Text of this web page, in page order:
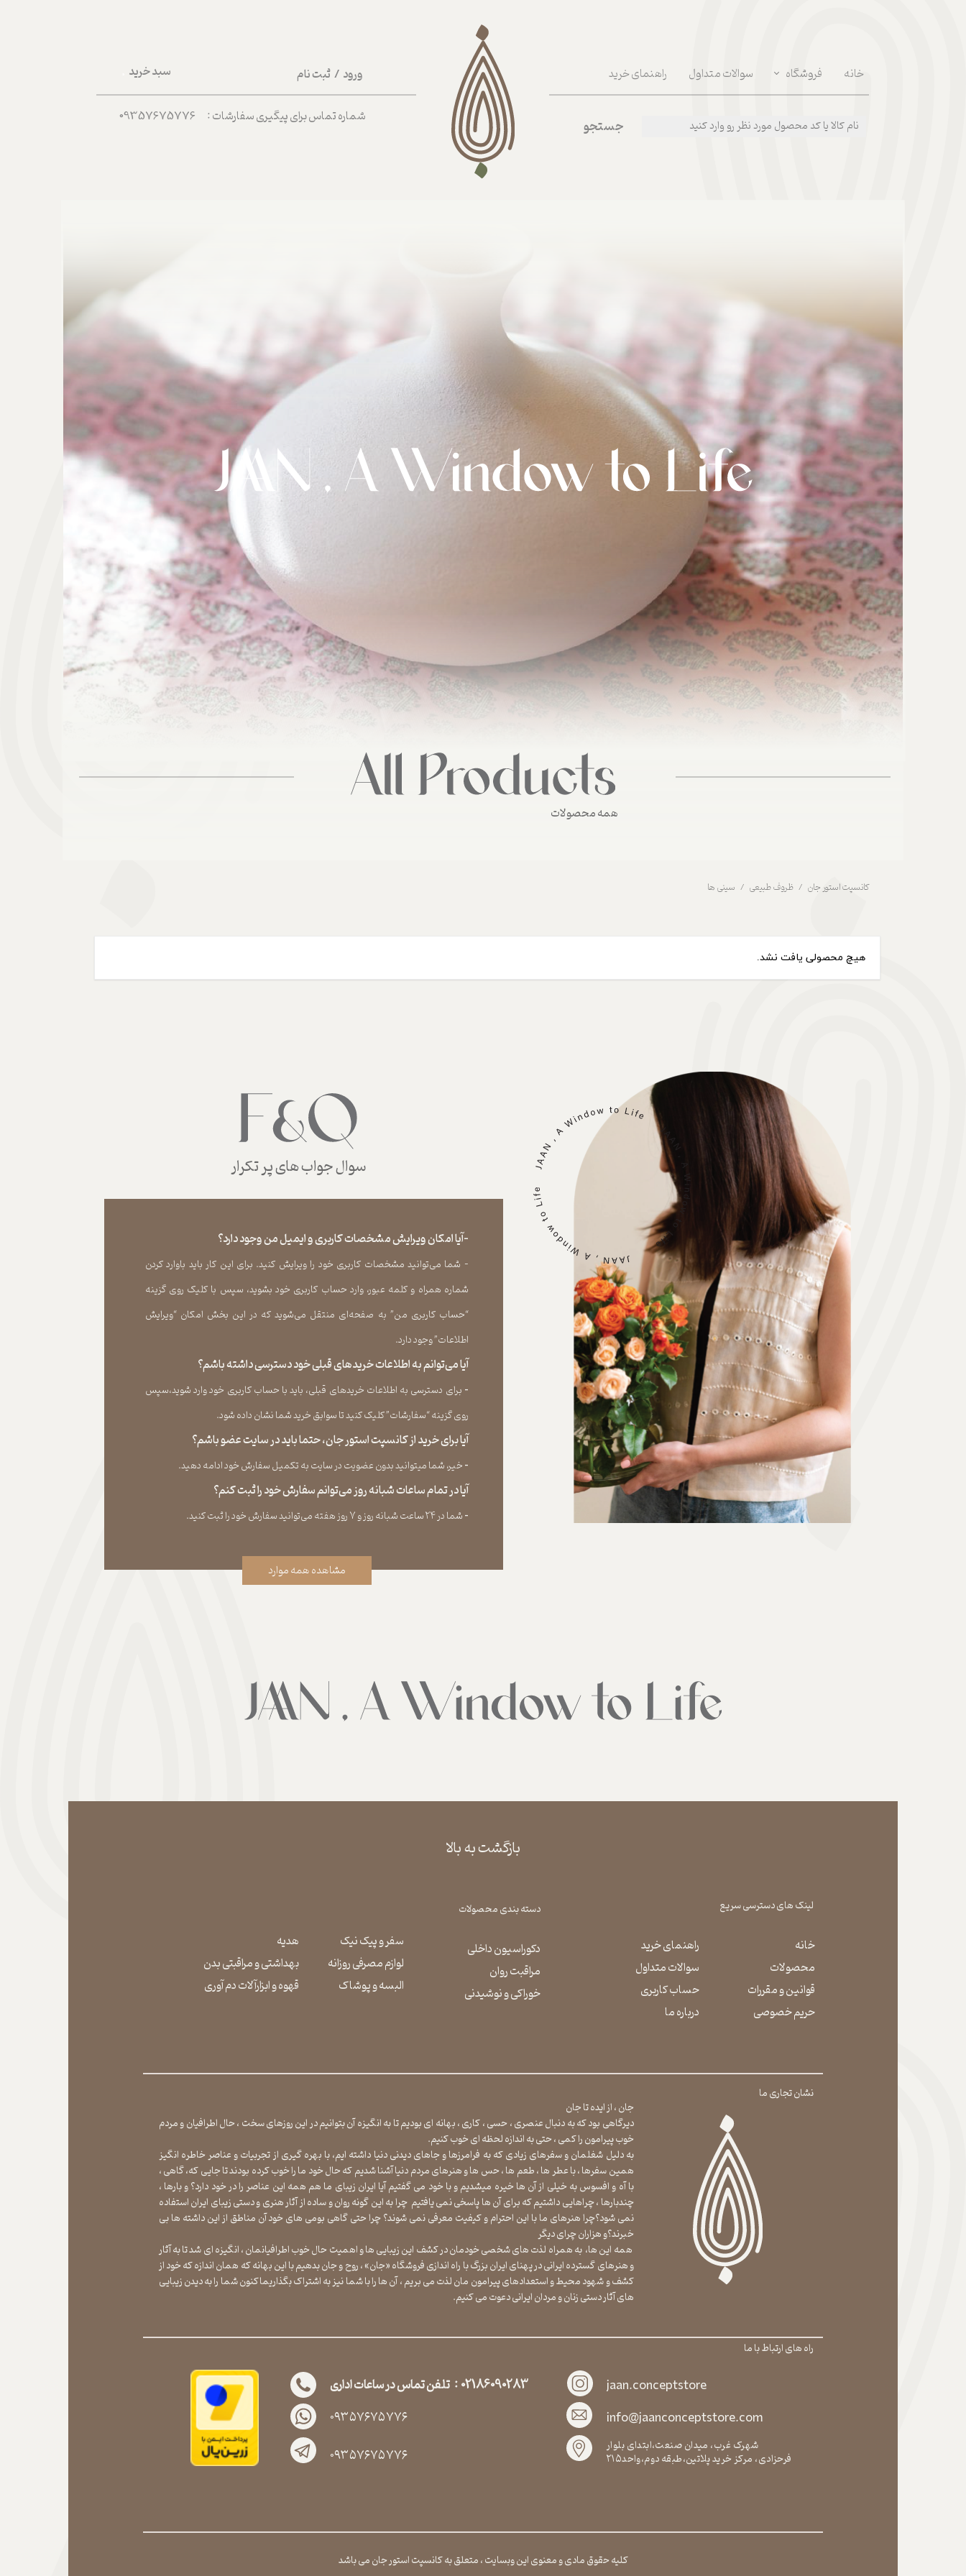
سبد خرید ورود / ثبت نام
حساب کاربری من
تغییر گذر واژه
خانه فروشگاه سوالات متداول راهنمای خرید
شماره تماس برای پیگیری سفارشات : 09357675776
جستجو
همه محصولات
کانسپت استور جان ظروف طبیعی سینی ها
هیچ محصولی یافت نشد.
سوال جواب های پر تکرار
-آیا امکان ویرایش مشخصات کاربری و ایمیل من وجود دارد؟
- شما می‏‌توانید مشخصات کاربری خود را ویرایش کنید. برای این کار باید باوارد کردن
شماره همراه و کلمه عبور، وارد حساب کاربری خود بشوید، سپس با کلیک روی گزینه
“حساب کاربری من” به صفحه‏‌ای منتقل می‏‌شوید که در این بخش امکان “ویرایش
اطلاعات” وجود دارد.​​​​​​​
آیا می‌‏توانم به اطلاعات خریدهای قبلی خود دسترسی داشته باشم؟
​​​​​​​- برای دسترسی به اطلاعات خریدهای قبلی، باید با حساب کاربری خود وارد شوید،سپس
روی گزینه “سفارشات” کلیک کنید تا سوابق خرید شما نشان داده ‏شود.​​​​​​​
آیا برای خرید از کانسپت استور جان، حتما باید در سایت عضو باشم؟
​​​​​​​- خیر، شما میتوانید بدون عضویت در سایت به تکمیل سفارش خود ادامه دهید.​​​​​​​
آیا در تمام ساعات شبانه روز می‌توانم سفارش خود را ثبت کنم؟
​​​​​​​​​​​​​​- شما در ۲۴ ساعت شبانه روز و ۷ روز هفته می‌‏توانید سفارش خود را ثبت کنید.
مشاهده همه موارد
بازگشت به بالا
لینک های دسترسی سریع دسته بندی محصولات
خانه
محصولات
قوانین و مقررات
حریم خصوصی
راهنمای خرید
سوالات متداول
حساب کاربری
درباره ما
دکوراسیون داخلی
مراقبت روان
​​​​​​​خوراکی و نوشیدنی
سفر و پیک نیک
لوازم مصرفی روزانه
​​​​​​​البسه و پوشاک
هدیه
بهداشتی و مراقبتی بدن
​​​​​​​قهوه و ابزارآلات دم آوری
نشان تجاری ما
جان ، از ایده تا جان
دیرگاهی بود که به دنبال عنصری ، حسی ، کاری ، بهانه ای بودیم تا به انگیزه آن بتوانیم در این روزهای سخت ، حال اطرافیان و مردم
خوب پیرامون را کمی ، حتی به اندازه لحظه ای خوب کنیم.
به دلیل شغلمان و سفرهای زیادی که به فرامرزها و جاهای دیدنی دنیا داشته ایم، با بهره گیری از تجربیات و عناصر خاطره انگیز
همین سفرها ، با عطر ها ، طعم ها ، حس ها و هنرهای مردم دنیا آشنا شدیم که حال خود ما را خوب کرده بودند تا جایی که، گاهی ،
با آه و افسوس به خیلی از آن ها خیره میشدیم و با خود می گفتیم آیا ایران زیبای ما هم همه این عناصر را در خود دارد؟ و بارها ،
چندبارها ، چراهایی داشتیم که برای آن ها پاسخی نمی یافتیم چرا به این گونه روان و ساده از آثار هنری و دستی زیبای ایران استفاده
نمی شود؟چرا هنرهای ما با این احترام و کیفیت معرفی نمی شوند؟ چرا حتی گاهی بومی های خود آن مناطق از این داشته ها بی
خبرند؟و هزاران چرای دیگر
​​​​​​​ همه این ها، به همراه لذت های شخصی خودمان در کشف این زیبایی ها و اهمیت حال خوب اطرافیانمان ، انگیزه ای شد تا به آثار
و هنرهای گسترده ایرانی در پهنای ایران بزرگ با راه اندازی فروشگاه «جان» ، روح و جان بدهیم با این بهانه که همان اندازه که خود از
کشف و شهود محیط و استعدادهای پیرامون مان لذت می بریم ، آن ها را با شما نیز به اشتراک بگذاریماکنون شما را به دیدن زیبایی
های آثار دستی زنان و مردان ایرانی دعوت می کنیم.
راه های ارتباط با ما
کلیه حقوق مادی و معنوی این وبسایت ، متعلق به کانسپت استور جان می باشد
02186090283 : تلفن تماس در ساعات اداری
۰۹۳۵۷۶۷۵۷۷۶
۰۹۳۵۷۶۷۵۷۷۶
jaan.conceptstore
info@jaanconceptstore.com
شهرک غرب، میدان صنعت،ابتدای بلوار
فرحزادی، مرکز خرید پلاتین،طبقه دوم،واحد۲۱۵